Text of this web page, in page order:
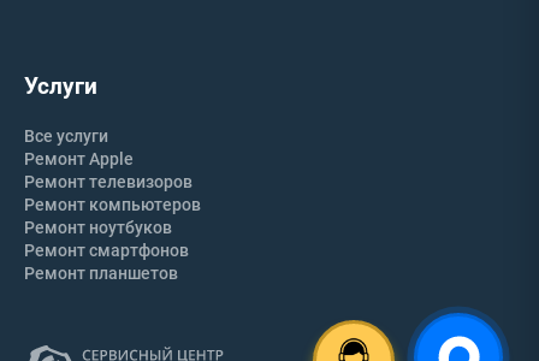
Услуги
Все услуги
Ремонт Apple
Ремонт телевизоров
Ремонт компьютеров
Ремонт ноутбуков
Ремонт смартфонов
Ремонт планшетов